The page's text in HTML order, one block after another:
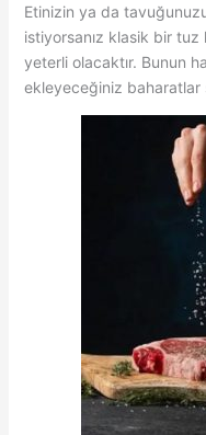
Etinizin ya da
istiyorsanız klasik bir
yeterli olacaktır. Bunun
ekleyeceğiniz baharatlar